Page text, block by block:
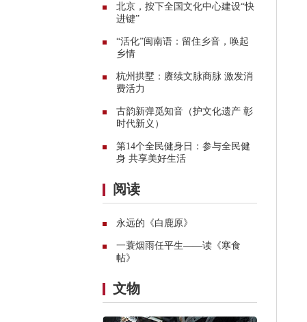
北京，按下全国文化中心建设“快
进键”
“活化”闽南语：留住乡音，唤起
乡情
杭州拱墅：赓续文脉商脉 激发消
费活力
古韵新弹觅知音（护文化遗产 彰
时代新义）
第14个全民健身日：参与全民健
身 共享美好生活
阅读
永远的《白鹿原》
一蓑烟雨任平生——读《寒食
帖》
文物